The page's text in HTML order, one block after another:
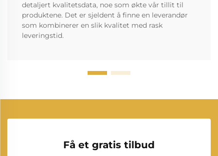
detaljert kvalitetsdata, noe som økte vår tillit til
produktene. Det er sjeldent å finne en leverandør
som kombinerer en slik kvalitet med rask
leveringstid.
Få et gratis tilbud